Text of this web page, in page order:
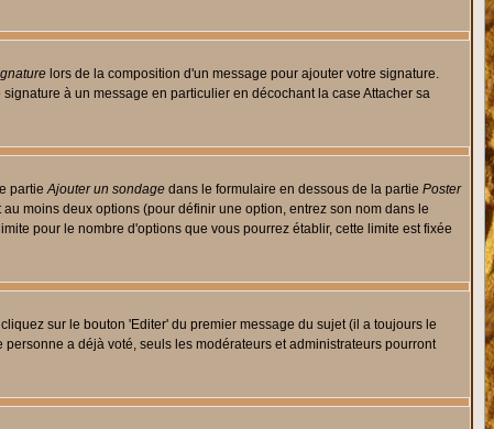
lors de la composition d'un message pour ajouter votre signature.
à un message en particulier en décochant la case Attacher sa
partieAjouter un sondage dans le formulaire en dessous de la partie Poster
moins deux options (pour définir une option, entrez son nom dans le
pour le nombre d'options que vous pourrez établir, cette limite est fixée
sur le bouton 'Editer' du premier message du sujet (il a toujours le
a déjà voté, seuls les modérateurs et administrateurs pourront